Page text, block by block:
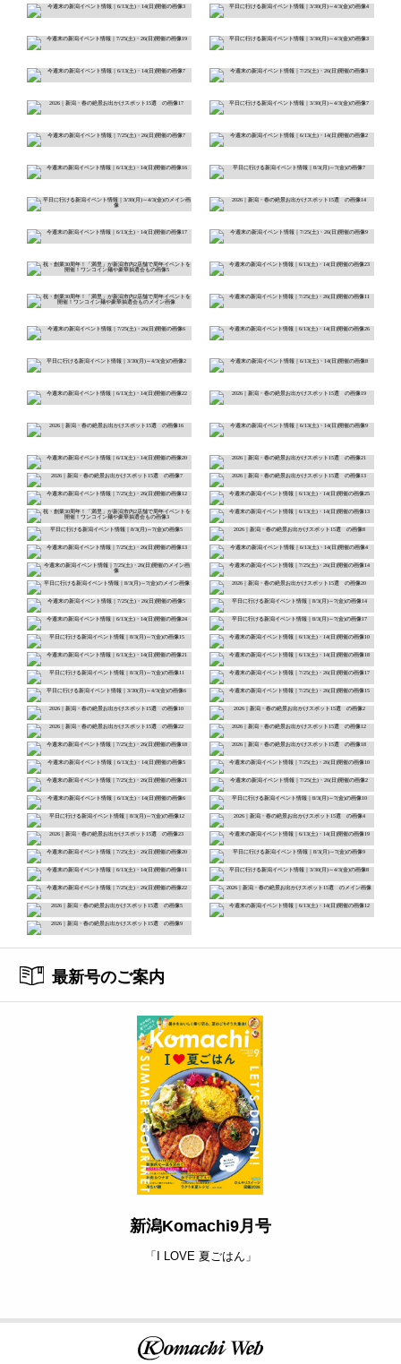
最新号のご案内
新潟Komachi9月号
「I LOVE 夏ごはん」